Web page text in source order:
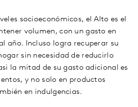
socioeconómicos, el Alto es el
volumen, con un gasto en
al año. Incluso logra recuperar su
sin necesidad de reducirlo
la mitad de su gasto adicional es
y no solo en productos
en indulgencias.